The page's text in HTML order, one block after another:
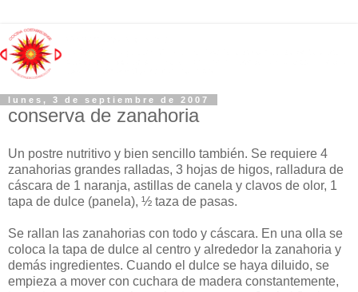
lunes, 3 de septiembre de 2007
conserva de zanahoria
Un postre nutritivo y bien sencillo también. Se requiere 4
zanahorias grandes ralladas, 3 hojas de higos, ralladura de
cáscara de 1 naranja, astillas de canela y clavos de olor, 1
tapa de dulce (panela), ½ taza de pasas.
Se rallan las zanahorias con todo y cáscara. En una olla se
coloca la tapa de dulce al centro y alrededor la zanahoria y
demás ingredientes. Cuando el dulce se haya diluido, se
empieza a mover con cuchara de madera constantemente,